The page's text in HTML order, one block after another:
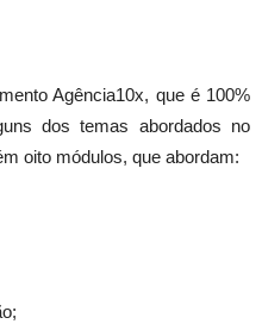
Agência10x, que é 100%
dos temas abordados no
oito módulos, que abordam: